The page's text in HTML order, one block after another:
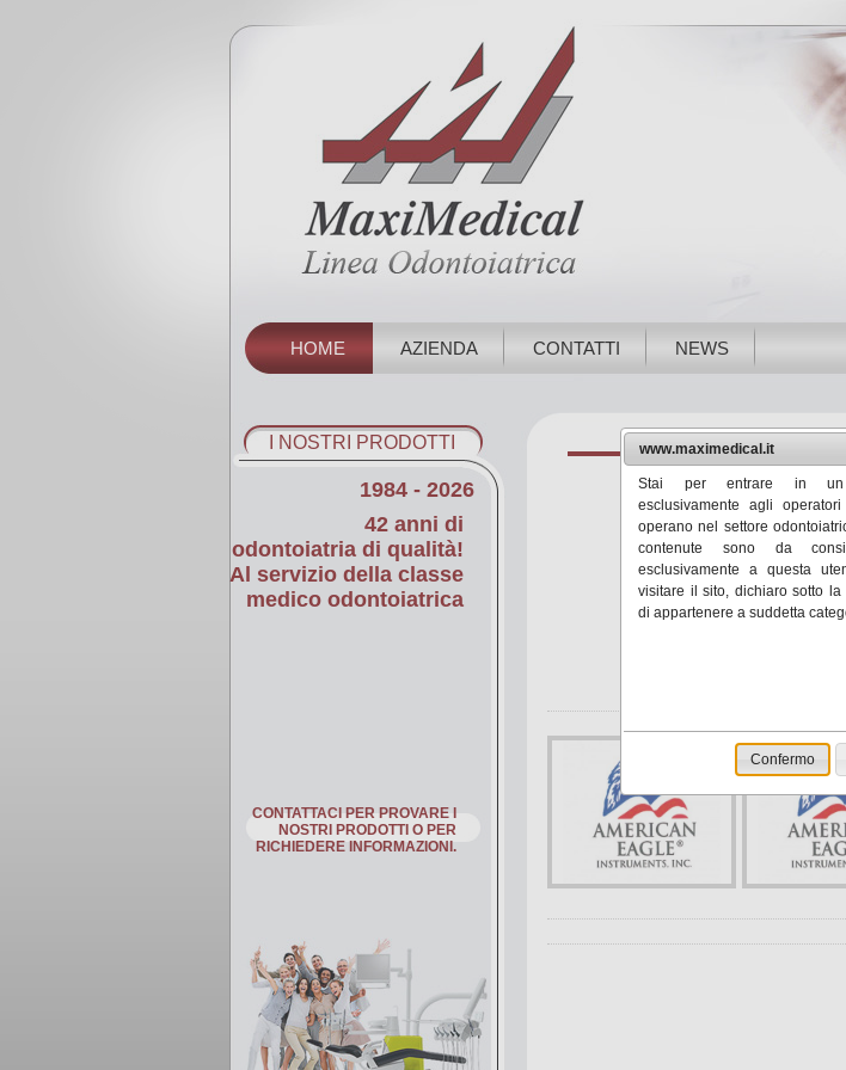
HOME AZIENDA CONTATTI NEWS
I NOSTRI PRODOTTI
1984 - 2026
42 anni di
odontoiatria di qualità!
Al servizio della classe
medico odontoiatrica
CONTATTACI PER PROVARE I
NOSTRI PRODOTTI O PER
RICHIEDERE INFORMAZIONI.
www.maximedical.it
Stai per entrare in un
esclusivamente agli
operano nel settore
contenute sono da
esclusivamente a questa
visitare il sito, dichiaro sotto la
di appartenere a suddetta
Confermo